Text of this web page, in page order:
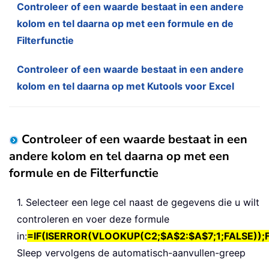
Controleer of een waarde bestaat in een andere
kolom en tel daarna op met een formule en de
Filterfunctie
Controleer of een waarde bestaat in een andere
kolom en tel daarna op met Kutools voor Excel
Controleer of een waarde bestaat in een
andere kolom en tel daarna op met een
formule en de Filterfunctie
1. Selecteer een lege cel naast de gegevens die u wilt
controleren en voer deze formule
in:
Sleep vervolgens de automatisch-aanvullen-greep